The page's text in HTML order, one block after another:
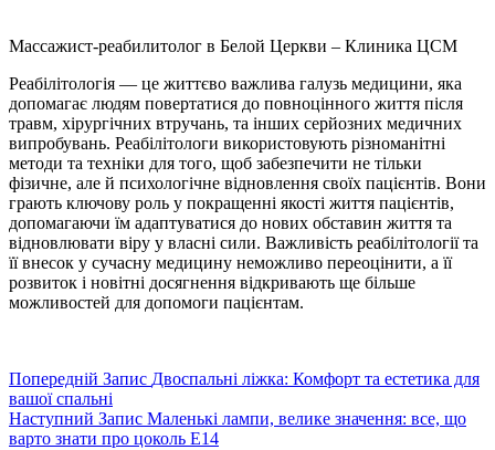
Массажист-реабилитолог в Белой Церкви – Клиника ЦСМ
Реабілітологія — це життєво важлива галузь медицини, яка
допомагає людям повертатися до повноцінного життя після
травм, хірургічних втручань, та інших серйозних медичних
випробувань. Реабілітологи використовують різноманітні
методи та техніки для того, щоб забезпечити не тільки
фізичне, але й психологічне відновлення своїх пацієнтів. Вони
грають ключову роль у покращенні якості життя пацієнтів,
допомагаючи їм адаптуватися до нових обставин життя та
відновлювати віру у власні сили. Важливість реабілітології та
її внесок у сучасну медицину неможливо переоцінити, а її
розвиток і новітні досягнення відкривають ще більше
можливостей для допомоги пацієнтам.
Попередній Запис Двоспальні ліжка: Комфорт та естетика для
вашої спальні
Наступний Запис Маленькі лампи, велике значення: все, що
варто знати про цоколь Е14